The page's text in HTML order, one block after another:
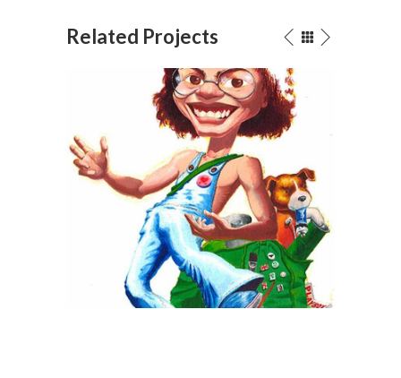
Related Projects
Eu
Pessoas